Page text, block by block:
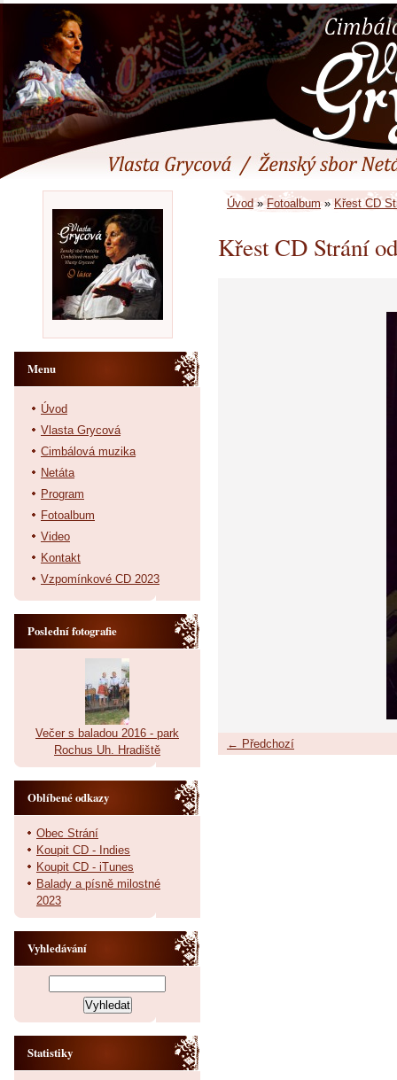
Úvod»Fotoalbum»Křest CD
Křest CD Strání
← Předchozí
Menu
Úvod
Vlasta Grycová
Cimbálová muzika
Netáta
Program
Fotoalbum
Video
Kontakt
Vzpomínkové CD 2023
Poslední fotografie
Večer s baladou 2016 - park
Rochus Uh. Hradiště
Oblíbené odkazy
Obec Strání
Koupit CD - Indies
Koupit CD - iTunes
Balady a písně milostné
2023
Vyhledávání
Statistiky